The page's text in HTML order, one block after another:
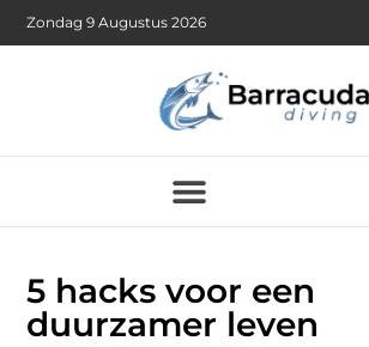
Zondag 9 Augustus 2026
5 hacks voor een
duurzamer leven